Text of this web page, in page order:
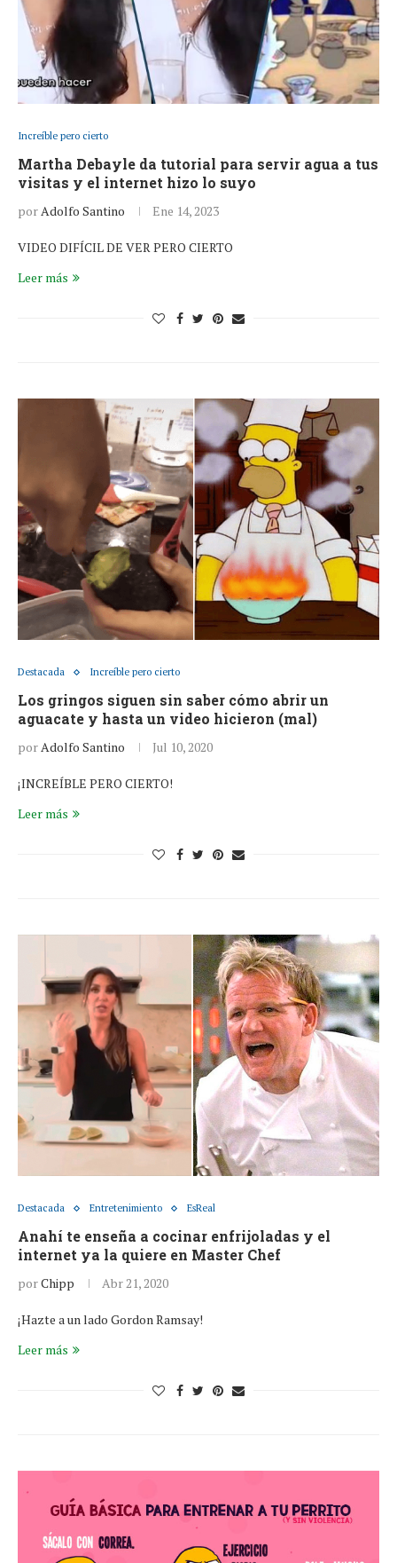
Increíble pero cierto
Martha Debayle da tutorial para servir agua a tus
visitas y el internet hizo lo suyo
porAdolfo Santino Ene 14, 2023
VIDEO DIFÍCIL DE VER PERO CIERTO
Leer más
Destacada Increíble pero cierto
Los gringos siguen sin saber cómo abrir un
aguacate y hasta un video hicieron (mal)
porAdolfo Santino Jul 10, 2020
¡INCREÍBLE PERO CIERTO!
Leer más
Destacada Entretenimiento EsReal
Anahí te enseña a cocinar enfrijoladas y el
internet ya la quiere en Master Chef
porChipp Abr 21, 2020
¡Hazte a un lado Gordon Ramsay!
Leer más